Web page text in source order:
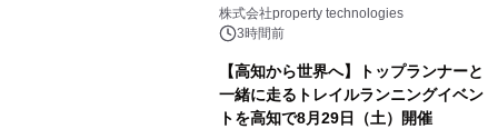
PropTechはどう組み替えるか）｜
PropTech-Lab
株式会社property technologies
3時間前
【高知から世界へ】トップランナーと
一緒に走るトレイルランニングイベン
トを高知で8月29日（土）開催